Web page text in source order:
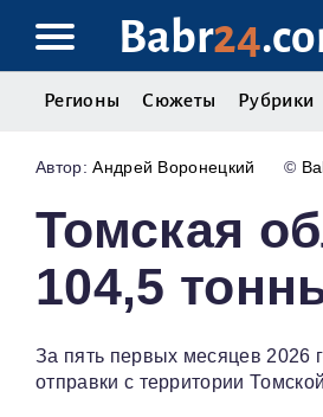
Babr24
Регионы Сюжеты Рубрики
Андрей Воронецкий ©
Томская
104,5
За пять первых месяцев 2026
отправки с территории